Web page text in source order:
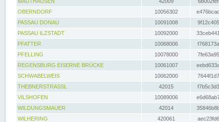
OBERNDORF
10056302
PASSAU DONAU
10091008
PASSAU ILZSTADT
10092000
PFATTER
10068006
PFELLING
10078000
REGENSBURG EISERNE BRÜCKE
10061007
SCHWABELWEIS
10062000
THEBNERSTRASSL
42015
VILSHOFEN
10089006
WILDUNGSMAUER
42014
WILHERING
420061